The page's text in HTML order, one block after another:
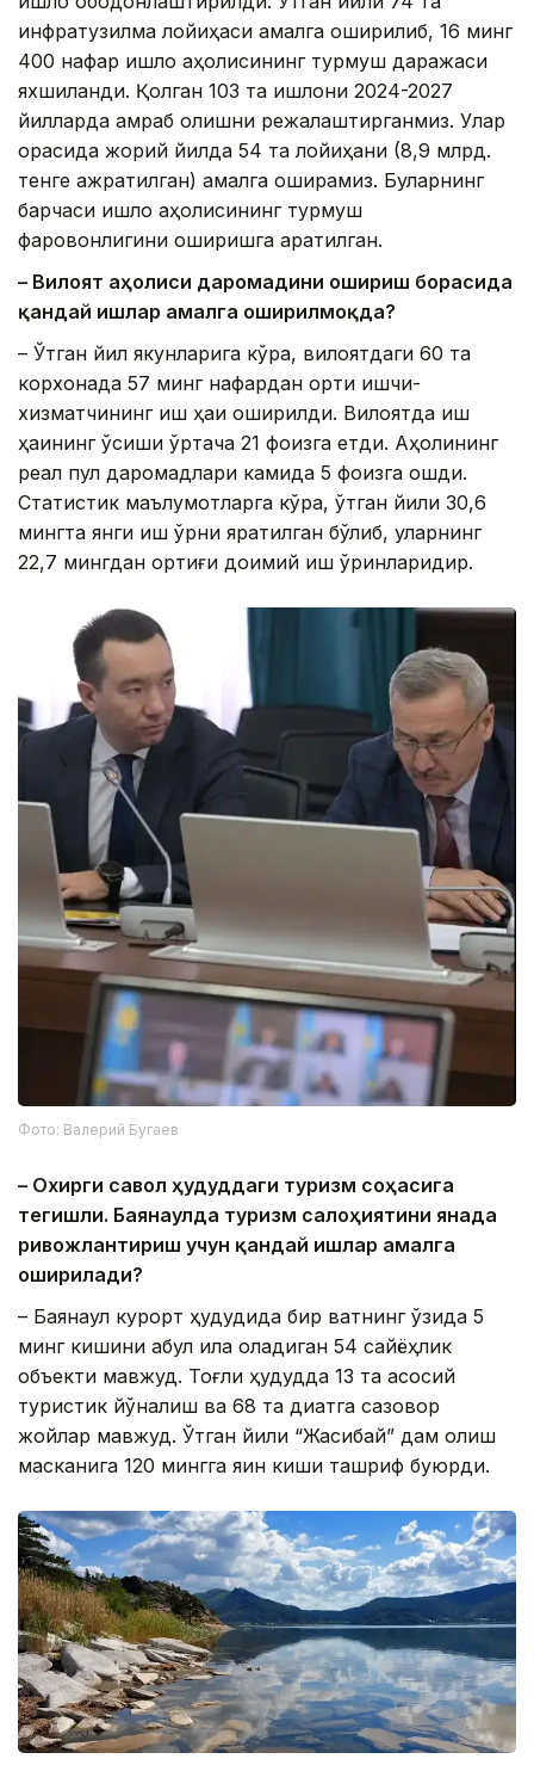
инфратузилма лойиҳаси амалга оширилиб, 16 минг
400 нафар қишлоқ аҳолисининг турмуш даражаси
яхшиланди. Қолган 103 та қишлоқни 2024-2027
йилларда қамраб олишни режалаштирганмиз. Улар
орасида жорий йилда 54 та лойиҳани (8,9 млрд.
тенге ажратилган) амалга оширамиз. Буларнинг
барчаси қишлоқ аҳолисининг турмуш
фаровонлигини оширишга қаратилган.
– Вилоят аҳолиси даромадини ошириш борасида
қандай ишлар амалга оширилмоқда?
– Ўтган йил якунларига кўра, вилоятдаги 60 та
корхонада 57 минг нафардан ортиқ ишчи-
хизматчининг иш ҳақи оширилди. Вилоятда иш
ҳақининг ўсиши ўртача 21 фоизга етди. Аҳолининг
реал пул даромадлари камида 5 фоизга ошди.
Статистик маълумотларга кўра, ўтган йили 30,6
мингта янги иш ўрни яратилган бўлиб, уларнинг
22,7 мингдан ортиғи доимий иш ўринларидир.
Фото: Валерий Бугаев
– Охирги савол ҳудуддаги туризм соҳасига
тегишли. Баянаулда туризм салоҳиятини янада
ривожлантириш учун қандай ишлар амалга
оширилади?
– Баянаул курорт ҳудудида бир вақтнинг ўзида 5
минг кишини қабул қила оладиган 54 сайёҳлик
объекти мавжуд. Тоғли ҳудудда 13 та асосий
туристик йўналиш ва 68 та диққатга сазовор
жойлар мавжуд. Ўтган йили “Жасибай” дам олиш
масканига 120 мингга яқин киши ташриф буюрди.